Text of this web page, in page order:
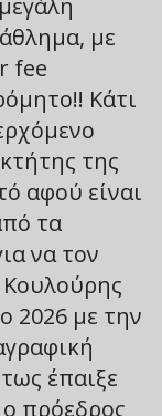
με
fee
Κάτι
της
αφού είναι
τα
να τον
2026 με την
έπαιξε
πρόεδρος